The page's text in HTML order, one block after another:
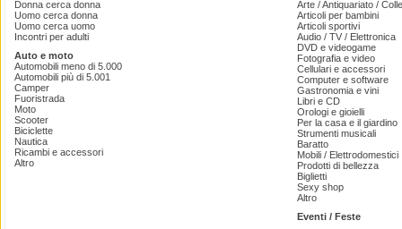
Donna cerca donna
Uomo cerca donna
Uomo cerca uomo
Incontri per adulti
Auto e moto
Automobili meno di 5.000
Automobili più di 5.001
Camper
Fuoristrada
Moto
Scooter
Biciclette
Nautica
Ricambi e accessori
Altro
Arte / Antiquariato /
Articoli per bambini
Articoli sportivi
Audio / TV / Elettronica
DVD e videogame
Fotografia e video
Cellulari e accessori
Computer e software
Gastronomia e vini
Libri e CD
Orologi e gioielli
Per la casa e il giardino
Strumenti musicali
Baratto
Mobili / Elettrodomestici
Prodotti di bellezza
Biglietti
Sexy shop
Altro
Eventi / Feste